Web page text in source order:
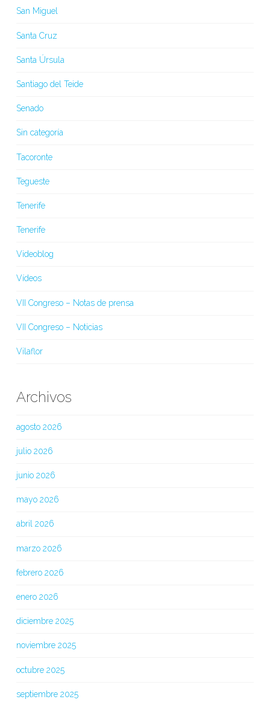
San Miguel
Santa Cruz
Santa Úrsula
Santiago del Teide
Senado
Sin categoría
Tacoronte
Tegueste
Tenerife
Tenerife
Videoblog
Vídeos
VII Congreso – Notas de prensa
VII Congreso – Noticias
Vilaflor
Archivos
agosto 2026
julio 2026
junio 2026
mayo 2026
abril 2026
marzo 2026
febrero 2026
enero 2026
diciembre 2025
noviembre 2025
octubre 2025
septiembre 2025